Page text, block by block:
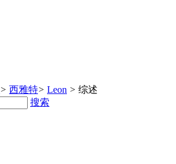
> 西雅特> Leon > 综述
搜索